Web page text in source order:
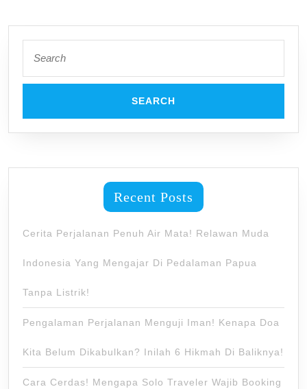
Agar
Akses
Mudah!
for:
Recent Posts
Cerita Perjalanan Penuh Air Mata! Relawan Muda
Indonesia Yang Mengajar Di Pedalaman Papua
Tanpa Listrik!
Pengalaman Perjalanan Menguji Iman! Kenapa Doa
Kita Belum Dikabulkan? Inilah 6 Hikmah Di Baliknya!
Cara Cerdas! Mengapa Solo Traveler Wajib Booking